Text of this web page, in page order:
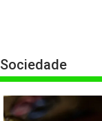
Sociedade